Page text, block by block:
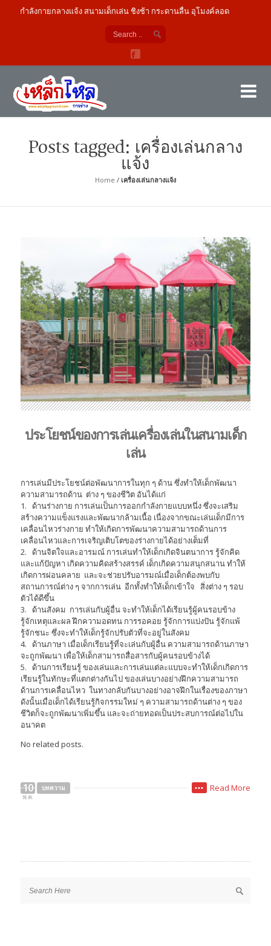
กกำลังกายกลางแจ้ง สนามเด็กเล่น ชิงช้า กระดานลื่น อุโมงค์ลอด
Posts tagged: เครื่องเล่นกลาง
แจ้ง
Home / เครื่องเล่นกลางแจ้ง
ประโยชน์ของการเล่นเครื่องเล่นในสนามเด็ก
เล่น
การเล่นมีประโยชน์ต่อพัฒนาการในทุก ๆ ด้าน ซึ่งทำให้เด็กพัฒนา
ความสามารถด้าน ต่าง ๆ ของชีวิต อันได้แก่
1. ด้านร่างกาย การเล่นเป็นการออกกำลังกายแบบหนึ่ง ซึ่งจะเสริม
สร้างความแข็งแรงและพัฒนากล้ามเนื้อ เนื่องจากขณะเล่นเด็กมีการ
เคลื่อนไหวร่างกาย ทำให้เกิดการพัฒนาความสามารถด้านการ
เคลื่อนไหวและการเจริญเติบโตของร่างกายได้อย่างเต็มที่
2. ด้านจิตใจและอารมณ์ การเล่นทำให้เด็กเกิดจินตนาการ รู้จักคิด
และแก้ปัญหา เกิดความคิดสร้างสรรค์ เด็กเกิดความสนุกสนาน ทำให้
เกิดการผ่อนคลาย และจะช่วยปรับอารมณ์เมื่อเด็กต้องพบกับ
สถานการณ์ต่าง ๆ จากการเล่น อีกทั้งทำให้เด็กเข้าใจ สิ่งต่าง ๆ รอบ
ตัวได้ดีขึ้น
3. ด้านสังคม การเล่นกับผู้อื่น จะทำให้เด็กได้เรียนรู้ผู้คนรอบข้าง
รู้จักเหตุและผล ฝึกความอดทน การรอคอย รู้จักการแบ่งปัน รู้จักแพ้
รู้จักชนะ ซึ่งจะทำให้เด็กรู้จักปรับตัวที่จะอยู่ในสังคม
4. ด้านภาษา เมื่อเด็กเรียนรู้ที่จะเล่นกับผู้อื่น ความสามารถด้านภาษา
จะถูกพัฒนา เพื่อให้เด็กสามารถสื่อสารกับผู้คนรอบข้างได้
5. ด้านการเรียนรู้ ของเล่นและการเล่นแต่ละแบบจะทำให้เด็กเกิดการ
เรียนรู้ในทักษะที่แตกต่างกันไป ของเล่นบางอย่างฝึกความสามารถ
ด้านการเคลื่อนไหว ในทางกลับกันบางอย่างอาจฝึกในเรื่องของภาษา
ดังนั้นเมื่อเด็กได้เรียนรู้กิจกรรมใหม่ ๆ ความสามารถด้านต่าง ๆ ของ
ชีวิตก็จะถูกพัฒนาเพิ่มขึ้น และจะถ่ายทอดเป็นประสบการณ์ต่อไปใน
อนาคต
No related posts.
10
พ.ค.
บทความ Read More
•••